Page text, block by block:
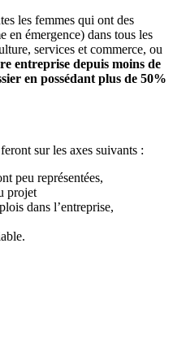
les femmes qui ont des
en émergence) dans tous les
services et commerce, ou
entreprise depuis moins de
en possédant plus de 50%
sur les axes suivants :
peu représentées,
projet
dans l’entreprise,